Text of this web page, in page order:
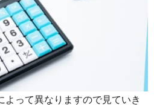
って異なりますので見ていき